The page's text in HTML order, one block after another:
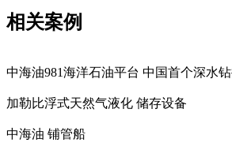
相关案例
中海油981海洋石油平台 中国首个深水
加勒比浮式天然气液化 储存设备
中海油 铺管船